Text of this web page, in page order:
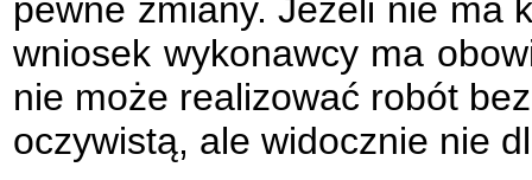
pewne zmiany. Jeżeli nie ma
wniosek wykonawcy ma
nie może realizować robót
oczywistą, ale widocznie nie